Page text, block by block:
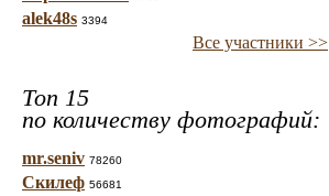
alek48s 3394
Все участники >>
Топ 15
по количеству фотографий:
mr.seniv 78260
Скилеф 56681